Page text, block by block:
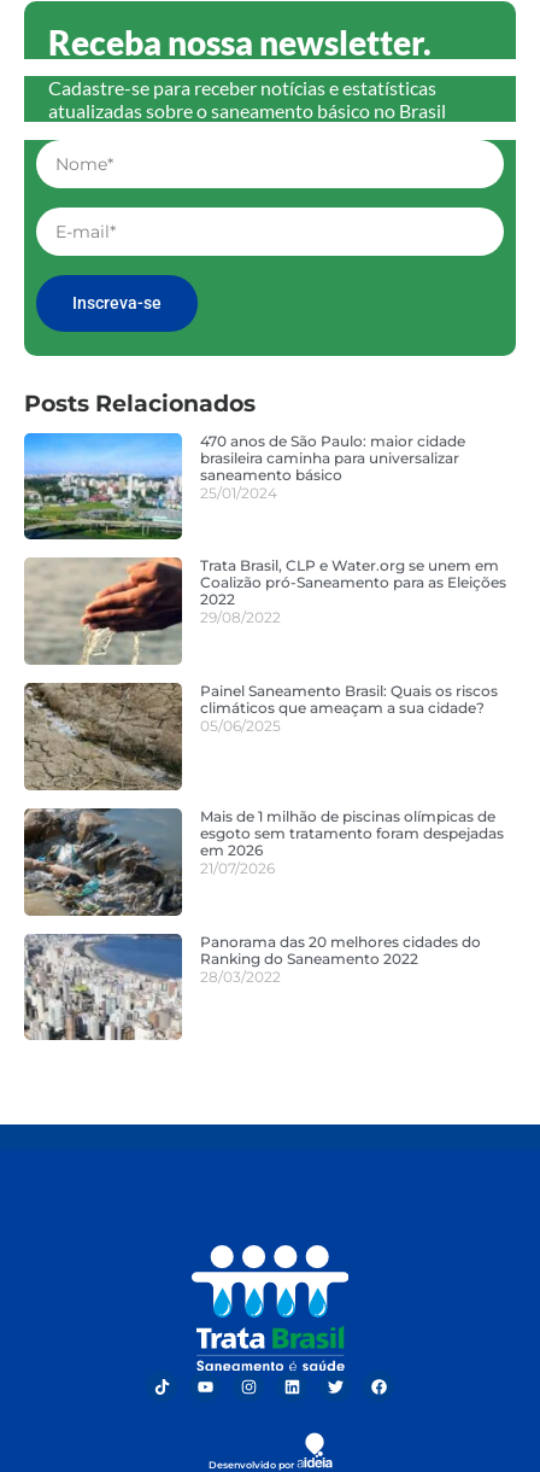
Receba nossa newsletter.
Cadastre-se para receber notícias e estatísticas
atualizadas sobre o saneamento básico no Brasil
Inscreva-se
Posts Relacionados
470 anos de São Paulo: maior cidade
brasileira caminha para universalizar
saneamento básico
25/01/2024
Trata Brasil, CLP e Water.org se unem em
Coalizão pró-Saneamento para as Eleições
2022
29/08/2022
Painel Saneamento Brasil: Quais os riscos
climáticos que ameaçam a sua cidade?
05/06/2025
Mais de 1 milhão de piscinas olímpicas de
esgoto sem tratamento foram despejadas
em 2026
21/07/2026
Panorama das 20 melhores cidades do
Ranking do Saneamento 2022
28/03/2022
Desenvolvido por